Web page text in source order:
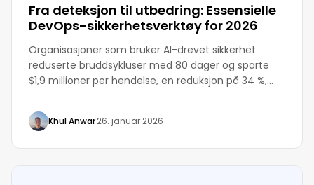
Fra deteksjon til utbedring: Essensielle
DevOps-sikkerhetsverktøy for 2026
Organisasjoner som bruker AI-drevet sikkerhet
reduserte bruddsykluser med 80 dager og sparte
$1,9 millioner per hendelse, en reduksjon på 34 %,
Khul Anwar·26. januar 2026